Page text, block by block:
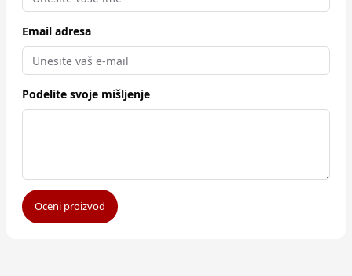
Email adresa
Podelite svoje mišljenje
Oceni proizvod